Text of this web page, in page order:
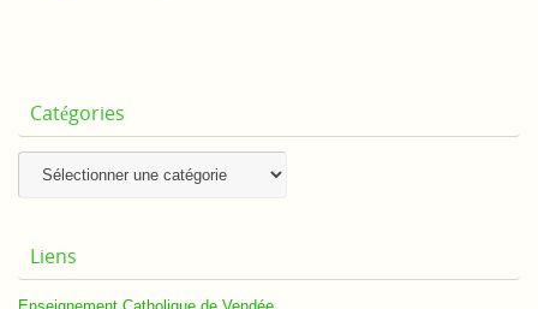
Catégories
Liens